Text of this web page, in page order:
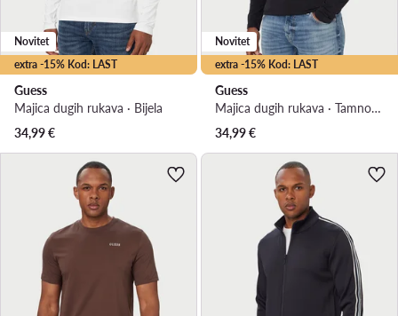
extra -15% Kod: LAST
Novitet
Guess
Majica dugih rukava · Bijela
34,99€
extra -15% Kod: LAST
Novitet
Guess
Majica dugih rukava · Tamnoplava
34,99€